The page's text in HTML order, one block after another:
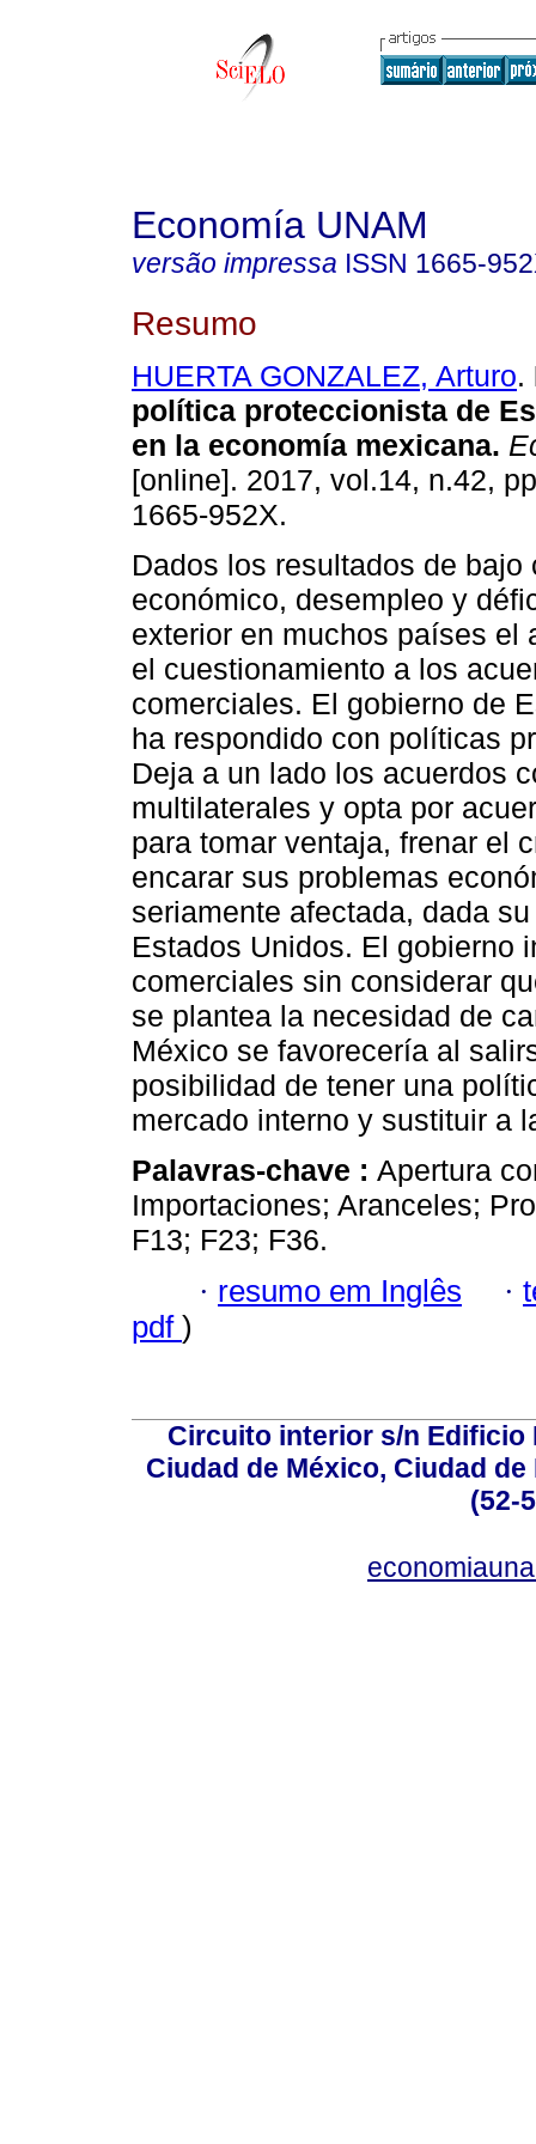
Economía UNAM
versão impressa ISSN 1665-
Resumo
HUERTA GONZALEZ, Arturo.
política proteccionista de
en la economía mexicana.
[online]. 2017, vol.14, n.42,
1665-952X.
Dados los resultados de bajo
económico, desempleo y
exterior en muchos países el
el cuestionamiento a los
comerciales. El gobierno de
ha respondido con políticas
Deja a un lado los acuerdos
multilaterales y opta por
para tomar ventaja, frenar el
encarar sus problemas
seriamente afectada, dada
Estados Unidos. El gobierno
comerciales sin considerar
se plantea la necesidad de
México se favorecería al
posibilidad de tener una
mercado interno y sustituir a
Palavras-chave : Apertura
Importaciones; Aranceles;
F13; F23; F36.
· resumo em Inglês ·
pdf )
Circuito interior s/n Edificio
Ciudad de México, Ciudad de
(52-